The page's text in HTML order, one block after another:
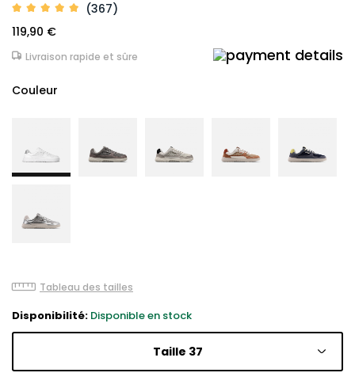
(367)
119,90 €
Livraison rapide et sûre
Couleur
Tableau des tailles
Disponibilité: Disponible en stock
Taille 37